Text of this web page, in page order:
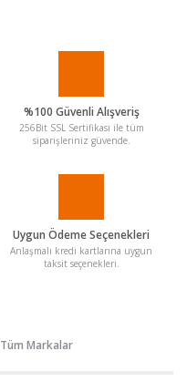
%100 Güvenli Alışveriş
256Bit SSL Sertifikası ile tüm
siparişleriniz güvende.
Uygun Ödeme Seçenekleri
Anlaşmalı kredi kartlarına uygun
taksit seçenekleri.
Tüm Markalar